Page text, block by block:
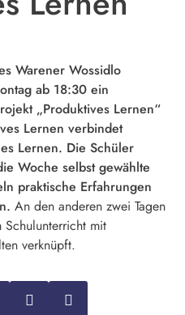
Warener Wossidlo
ab 18:30 ein
„Produktives Lernen“
Lernen verbindet
Lernen. Die Schüler
Woche selbst gewählte
praktische Erfahrungen
An den anderen zwei Tagen
mit
verknüpft.